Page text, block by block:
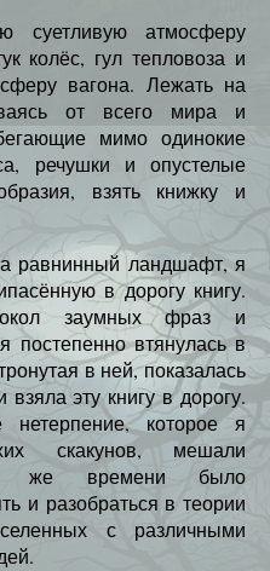
атмосферу
колёс, гул тепловоза и
вагона. Лежать на
от всего мира и
мимо одинокие
речушки и опустелые
взять книжку и
равнинный ландшафт, я
в дорогу книгу.
заумных фраз и
постепенно втянулась в
в ней, показалась
эту книгу в дорогу.
которое я
скакунов, мешали
же времени было
и разобраться в теории
с различными